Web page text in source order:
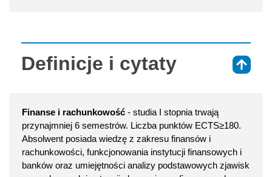
Definicje i cytaty
Finanse i rachunkowość - studia I stopnia trwają
przynajmniej 6 semestrów. Liczba punktów ECTS≥180.
Absolwent posiada wiedzę z zakresu finansów i
rachunkowości, funkcjonowania instytucji finansowych i
banków oraz umiejętności analizy podstawowych zjawisk